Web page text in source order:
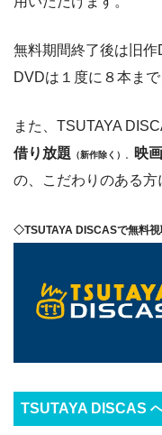
無料期間終了後は旧
DVDは１度に８本まで
また、TSUTAYA
借り放題 （新作除く） 映
の、こだわりのある方
◇TSUTAYA DISCASで無料
TSUTAYA DISCAS